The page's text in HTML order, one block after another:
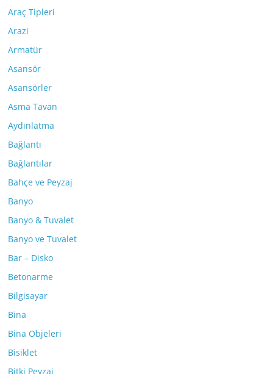
Araç Tipleri
Arazi
Armatür
Asansör
Asansörler
Asma Tavan
Aydınlatma
Bağlantı
Bağlantılar
Bahçe ve Peyzaj
Banyo
Banyo & Tuvalet
Banyo ve Tuvalet
Bar – Disko
Betonarme
Bilgisayar
Bina
Bina Objeleri
Bisiklet
Bitki Peyzaj